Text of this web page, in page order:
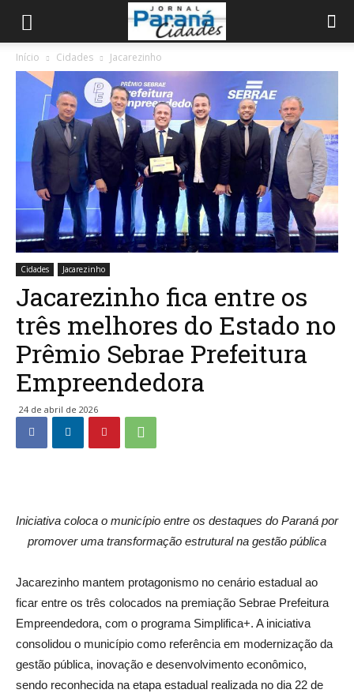
Início Cidades Jacarezinho
Cidades Jacarezinho
Jacarezinho fica entre os
três melhores do Estado no
Prêmio Sebrae Prefeitura
Empreendedora
24 de abril de 2026
Iniciativa coloca o município entre os destaques do Paraná por
promover uma transformação estrutural na gestão pública
Jacarezinho mantem protagonismo no cenário estadual ao
ficar entre os três colocados na premiação Sebrae Prefeitura
Empreendedora, com o programa Simplifica+. A iniciativa
consolidou o município como referência em modernização da
gestão pública, inovação e desenvolvimento econômico,
sendo reconhecida na etapa estadual realizada no dia 22 de